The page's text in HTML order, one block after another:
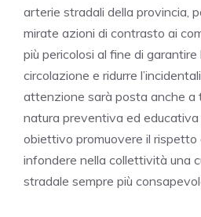
arterie stradali della provincia,
mirate azioni di contrasto ai
più pericolosi al fine di
circolazione e ridurre
attenzione sarà posta anche a
natura preventiva ed
obiettivo promuovere il rispetto
infondere nella collettività una
stradale sempre più